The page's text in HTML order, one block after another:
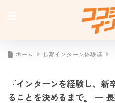
ホーム 長期インターン体験談
『インターンを経験し、
ることを決めるまで』 —